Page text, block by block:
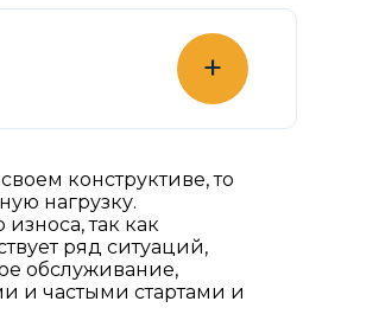
+
конструктиве, то
нагрузку.
так как
ряд ситуаций,
обслуживание,
и частыми стартами и